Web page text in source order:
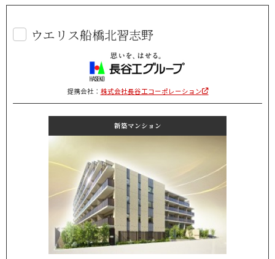
ウエリス船橋北習志野
提携会社： 株式会社長谷工コーポレーション
新築マンション